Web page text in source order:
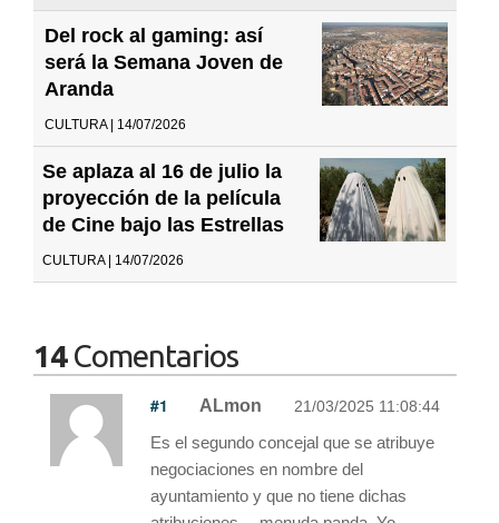
Del rock al gaming: así
será la Semana Joven de
Aranda
CULTURA | 14/07/2026
Se aplaza al 16 de julio la
proyección de la película
de Cine bajo las Estrellas
CULTURA | 14/07/2026
14Comentarios
#1 ALmon 21/03/2025 11:08:44
Es el segundo concejal que se atribuye
negociaciones en nombre del
ayuntamiento y que no tiene dichas